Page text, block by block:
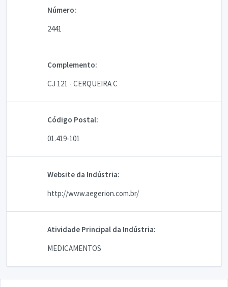
Número:
2441
Complemento:
CJ 121 - CERQUEIRA C
Código Postal:
01.419-101
Website da Indústria:
http://www.aegerion.com.br/
Atividade Principal da Indústria:
MEDICAMENTOS